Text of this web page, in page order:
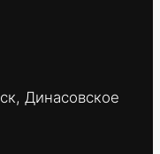
Динасовское